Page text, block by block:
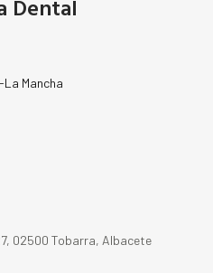
Dental
Mancha
02500 Tobarra, Albacete